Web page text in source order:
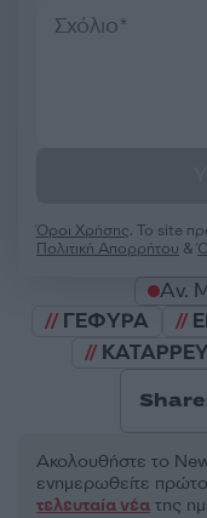
Όροι Χρήσης. Το site
Πολιτική Απορρήτου &
Αν.
ΓΕΦΥΡΑ
Ακολουθήστε το
ενημερωθείτε
τελευταία νέα της